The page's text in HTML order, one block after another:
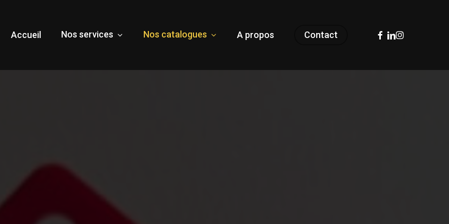
Accueil Nos services Nos catalogues A propos Contact facebook
linkedin
instagram